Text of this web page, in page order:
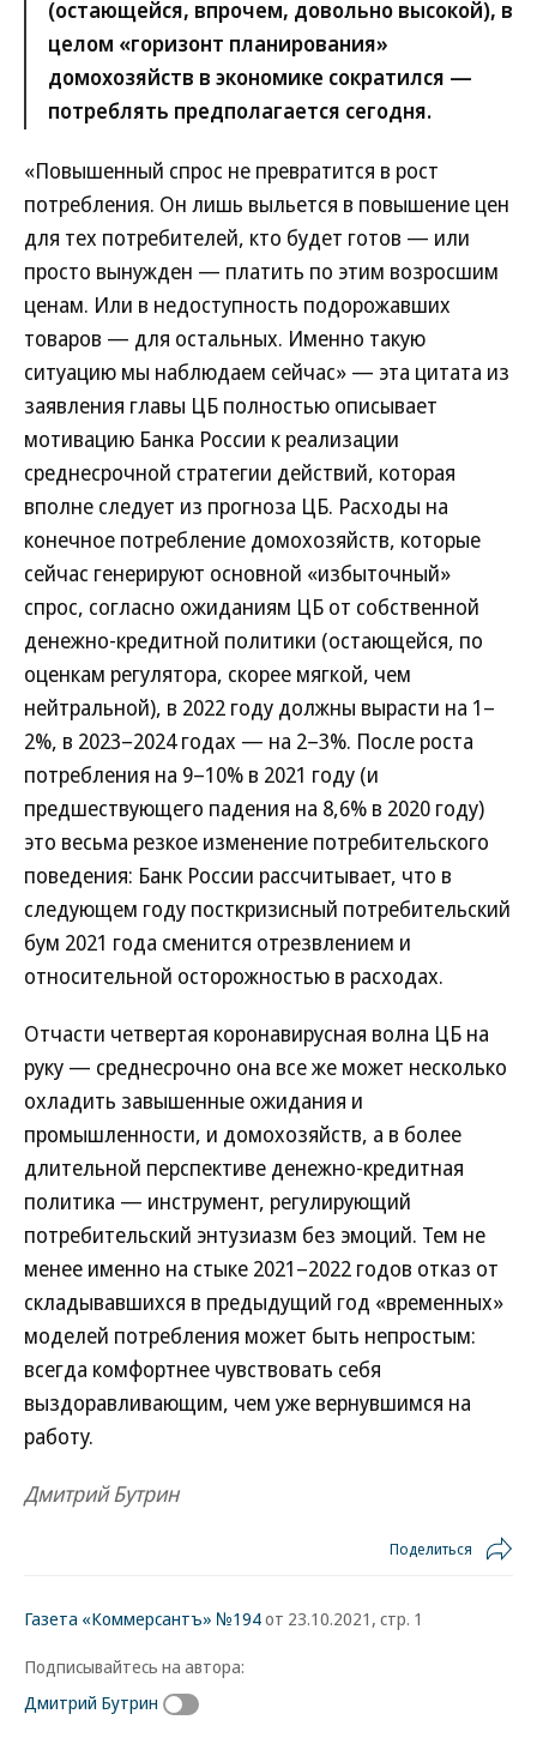
(остающейся, впрочем, довольно высокой), в
целом «горизонт планирования»
домохозяйств в экономике сократился —
потреблять предполагается сегодня.
«Повышенный спрос не превратится в рост
потребления. Он лишь выльется в повышение цен
для тех потребителей, кто будет готов — или
просто вынужден — платить по этим возросшим
ценам. Или в недоступность подорожавших
товаров — для остальных. Именно такую
ситуацию мы наблюдаем сейчас» — эта цитата из
заявления главы ЦБ полностью описывает
мотивацию Банка России к реализации
среднесрочной стратегии действий, которая
вполне следует из прогноза ЦБ. Расходы на
конечное потребление домохозяйств, которые
сейчас генерируют основной «избыточный»
спрос, согласно ожиданиям ЦБ от собственной
денежно-кредитной политики (остающейся, по
оценкам регулятора, скорее мягкой, чем
нейтральной), в 2022 году должны вырасти на 1–
2%, в 2023–2024 годах — на 2–3%. После роста
потребления на 9–10% в 2021 году (и
предшествующего падения на 8,6% в 2020 году)
это весьма резкое изменение потребительского
поведения: Банк России рассчитывает, что в
следующем году посткризисный потребительский
бум 2021 года сменится отрезвлением и
относительной осторожностью в расходах.
Отчасти четвертая коронавирусная волна ЦБ на
руку — среднесрочно она все же может несколько
охладить завышенные ожидания и
промышленности, и домохозяйств, а в более
длительной перспективе денежно-кредитная
политика — инструмент, регулирующий
потребительский энтузиазм без эмоций. Тем не
менее именно на стыке 2021–2022 годов отказ от
складывавшихся в предыдущий год «временных»
моделей потребления может быть непростым:
всегда комфортнее чувствовать себя
выздоравливающим, чем уже вернувшимся на
работу.
Дмитрий Бутрин
Поделиться
Газета «Коммерсантъ» №194от 23.10.2021, стр. 1
Подписывайтесь на автора:
Дмитрий Бутрин